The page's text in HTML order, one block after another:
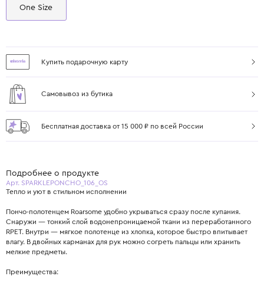
One Size
Купить подарочную карту
Самовывоз из бутика
Бесплатная доставка от 15 000 ₽ по всей России
Подробнее о продукте
Арт. SPARKLEPONCHO_106_OS
Тепло и уют в стильном исполнении
Пончо-полотенцем Roarsome удобно укрываться сразу после купания.
Снаружи — тонкий слой водонепроницаемой ткани из переработанного
RPET. Внутри — мягкое полотенце из хлопка, которое быстро впитывает
влагу. В двойных карманах для рук можно согреть пальцы или хранить
мелкие предметы.
Преимущества: